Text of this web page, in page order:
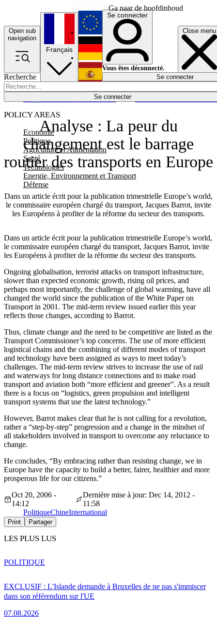
Ga naar de hoofdinhoud
Open sub
navigation
Close menu
Recherche
Se connecter
POLICY AREAS
Economie
Politique
Agriculture et Alimentation
Santé
Technologies
Energie, Environnement et Transport
Défense
Économie
Français
English
Deutsch
Español
Se connecter
Vous êtes déconnecté.
Se connecter
Analyse : La peur du
changement est le barrage
routier des transports en Europe
Dans un article écrit pour la publication trimestrielle Europe’s world,
le commissaire européen chargé du transport, Jacques Barrot, invite
les Européens à profiter de la réforme du secteur des transports.
Dans un article écrit pour la publication trimestrielle Europe’s world,
le commissaire européen chargé du transport, Jacques Barrot, invite
les Européens à profiter de la réforme du secteur des transports.
Ongoing globalisation, terrorist attacks on transport infrastructure,
slower than expected economic growth, rising oil prices, and
perhaps most importantly, the challenge of global warming, have all
changed the world since the publication of the White Paper on
Transport in 2001. The mid-term review issued earlier this year
reflects those changes, according to Barrot.
Thus, climate change and the need to be competitive are listed as the
Transport Commissioner’s top concerns. The use of more efficient
logistical chains and the combining of different modes of transport
and technology have been assigned as ways to meet today’s
challenges. The mid-term review strives to increase the use of rail
and waterways for long distance connections and to make road
transport and aviation both “more efficient and greener”. As a result
there is a focus on “logistics, green propulsion and intelligent
transport systems that use the latest technology.”
However, Barrot makes clear that he is not calling for a revolution,
rather a “step-by-step” progression and a change in the mindset of
all stakeholders involved in transport to overcome any reluctance to
change.
He concludes, “By embracing rather than resisting change, we in
Europe have the capacity to build a better, fairer, healthier and more
prosperous life for our citizens.”
Oct 20, 2006 -
14:12
Dernière mise à jour: Dec 14, 2012 -
11:58
PolitiqueChineInternational
Print Partager
LES PLUS LUS
EXCLUSIF : L'Islande demande à Bruxelles de ne pas s'immiscer
dans son référendum sur l'UE
07.08.2026
POLITIQUE